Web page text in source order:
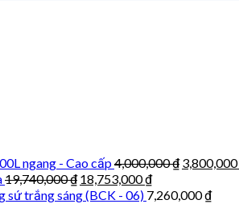
ngang - Cao cấp4,000,000₫ 3,800,000
19,740,000₫ 18,753,000₫
sứ trắng sáng (BCK - 06) 7,260,000₫